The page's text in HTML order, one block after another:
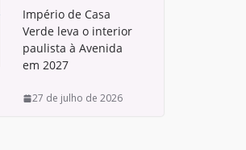
Império de Casa
Verde leva o interior
paulista à Avenida
em 2027
27 de julho de 2026